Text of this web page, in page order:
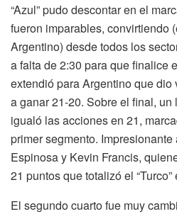
“Azul” pudo descontar en el
fueron imparables, convirtiendo
Argentino) desde todos los
a falta de 2:30 para que finalice
extendió para Argentino que
a ganar 21-20. Sobre el final,
igualó las acciones en 21,
primer segmento.
Espinosa y Kevin Francis,
21 puntos que totalizó el
El segundo cuarto fue muy